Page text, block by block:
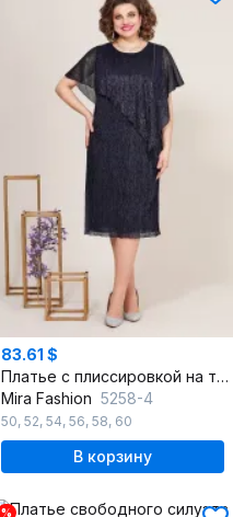
83.61 $
Платье с плиссировкой на трикотажной подкладке, нарядное
Mira Fashion 5258-4
50, 52, 54, 56, 58, 60
В корзину
%